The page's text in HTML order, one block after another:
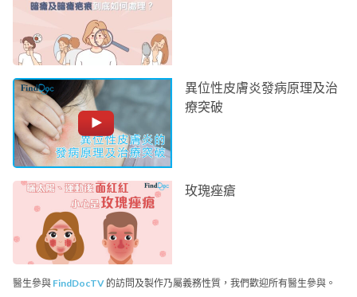
異位性皮膚炎發病原理及治
療突破
玫瑰痤瘡
醫生參與 FindDocTV 的訪問及製作乃屬義務性質，我們歡迎所有醫生參與。